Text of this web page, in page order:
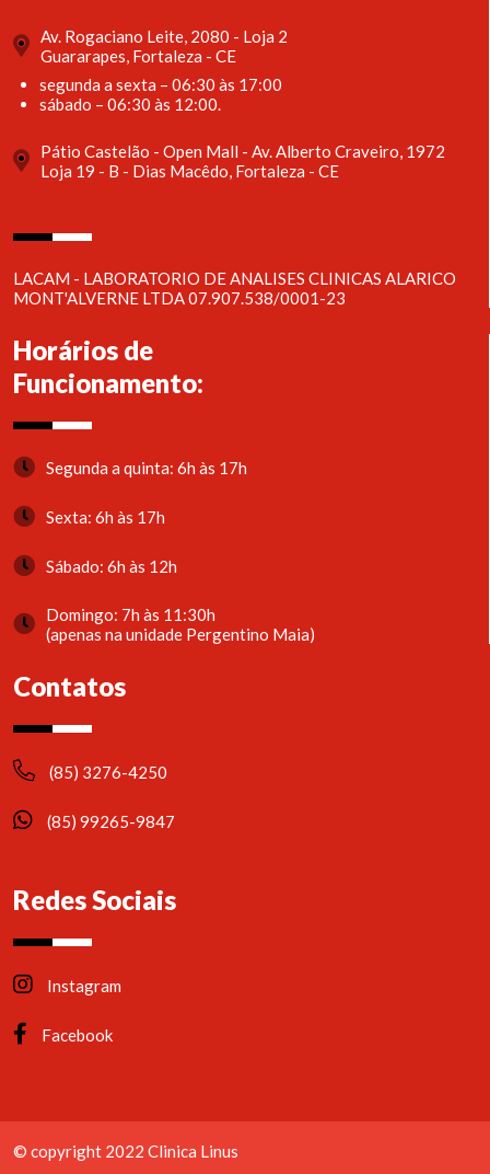
Av. Rogaciano Leite, 2080 - Loja 2
Guararapes, Fortaleza - CE
segunda a sexta – 06:30 às 17:00
sábado – 06:30 às 12:00.
Pátio Castelão - Open Mall - Av. Alberto Craveiro, 1972
Loja 19 - B - Dias Macêdo, Fortaleza - CE
LACAM - LABORATORIO DE ANALISES CLINICAS ALARICO
MONT'ALVERNE LTDA 07.907.538/0001-23
Horários de
Funcionamento:
Segunda a quinta: 6h às 17h
Sexta: 6h às 17h
Sábado: 6h às 12h
Domingo: 7h às 11:30h
(apenas na unidade Pergentino Maia)
Contatos
(85) 3276-4250
(85) 99265-9847
Redes Sociais
Instagram
Facebook
© copyright 2022 Clinica Linus